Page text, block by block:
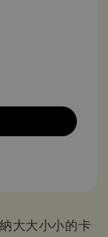
大大小小的卡